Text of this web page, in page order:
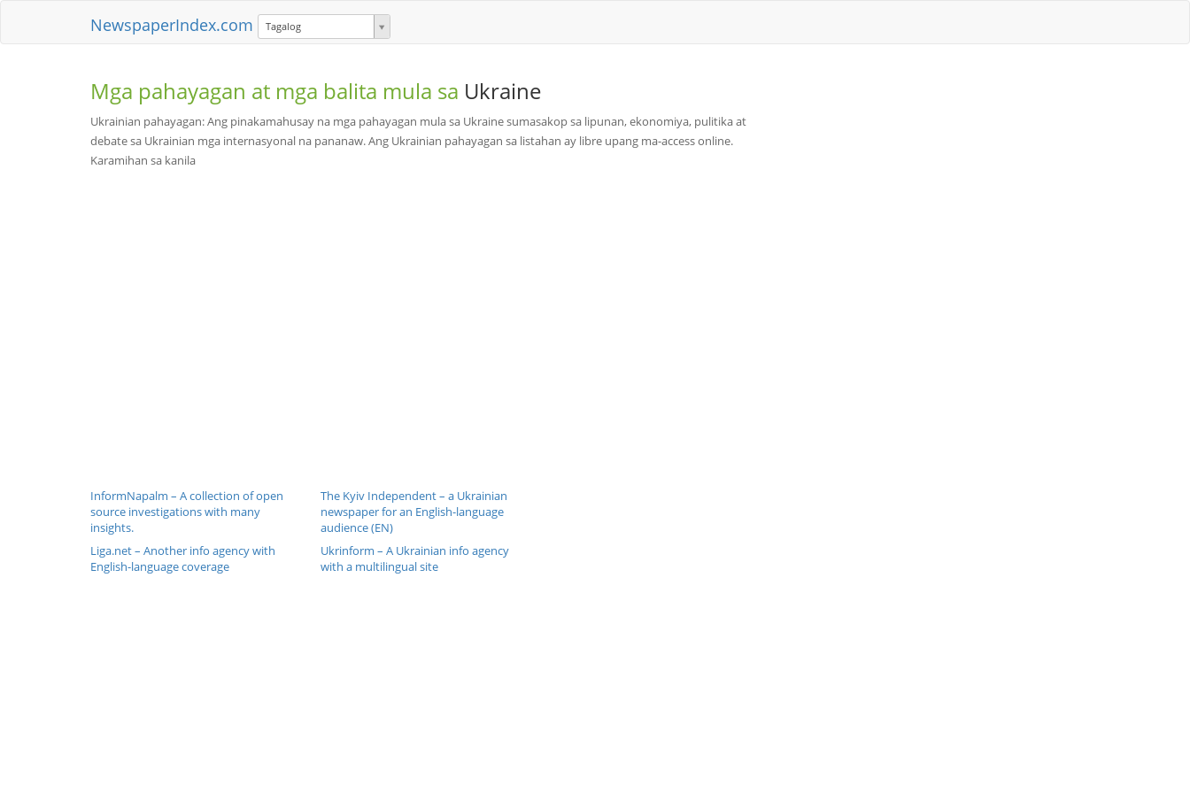
NewspaperIndex.com Tagalog
Mga pahayagan at mga balita mula sa Ukraine
Ukrainian pahayagan: Ang pinakamahusay na mga pahayagan mula sa Ukraine sumasakop sa lipunan, ekonomiya, pulitika at
debate sa Ukrainian mga internasyonal na pananaw. Ang Ukrainian pahayagan sa listahan ay libre upang ma-access online.
Karamihan sa kanila
InformNapalm – A collection of open
source investigations with many
insights.
Liga.net – Another info agency with
English-language coverage
The Kyiv Independent – a Ukrainian
newspaper for an English-language
audience (EN)
Ukrinform – A Ukrainian info agency
with a multilingual site